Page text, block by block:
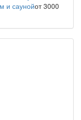
и саунойот 3000